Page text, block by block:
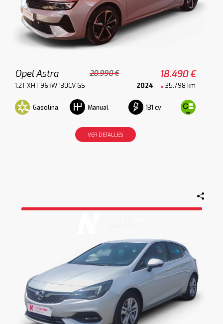
Opel Astra 20.990 € 18.490 €
1.2T XHT 96kW 130CV GS 2024 35.798 km
Gasolina Manual 131 cv
VER DETALLES